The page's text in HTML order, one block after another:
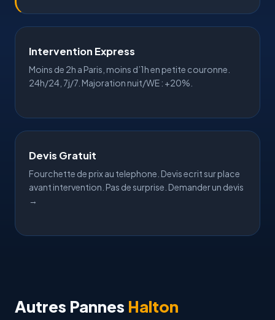
Intervention Express
Moins de 2h a Paris , moins d’1h en petite couronne
24h/24, 7j/7. Majoration nuit/WE : +20%.
Devis Gratuit
Fourchette de prix au telephone. Devis ecrit sur place
avant intervention. Pas de surprise. Demander un devis
→
Autres Pannes Halton